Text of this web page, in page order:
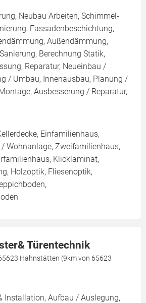
Neubau Arbeiten, Schimmel-
Fassadenbeschichtung,
Außendämmung,
Berechnung Statik,
Reparatur, Neueinbau /
/ Umbau, Innenausbau, Planung /
Ausbesserung / Reparatur,
Einfamilienhaus,
Wohnanlage, Zweifamilienhaus,
Klicklaminat,
Holzoptik, Fliesenoptik,
Türentechnik
Hahnstätten (9km von 65623
Installation, Aufbau / Auslegung,